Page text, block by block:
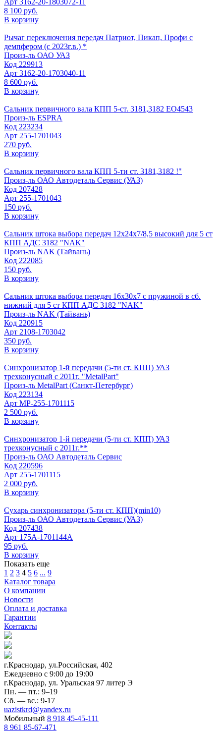
8 100 руб.
В корзину
Рычаг переключения передач Патриот, Пикап, Профи с
демпфером (с 2023г.в.) *
Произ-ль ОАО УАЗ
Код 229913
Арт 3162-20-1703040-11
8 600 руб.
В корзину
Сальник первичного вала КПП 5-ст. 3181,3182 ЕО4543
Произ-ль ESPRA
Код 223234
Арт 255-1701043
270 руб.
В корзину
Сальник первичного вала КПП 5-ти ст. 3181,3182 !"
Произ-ль ОАО Автодеталь Сервис (УАЗ)
Код 207428
Арт 255-1701043
150 руб.
В корзину
Сальник штока выбора передач 12х24х7/8,5 высокий для 5 ст
КПП АДС 3182 "NAK"
Произ-ль NAK (Тайвань)
Код 222085
150 руб.
В корзину
Сальник штока выбора передач 16х30х7 с пружиной в сб.
нижний для 5 ст КПП АДС 3182 "NAK"
Произ-ль NAK (Тайвань)
Код 220915
Арт 2108-1703042
350 руб.
В корзину
Синхронизатор 1-й передачи (5-ти ст. КПП) УАЗ
трехконусный с 2011г. "MetalPart"
Произ-ль MetalPart (Санкт-Петербург)
Код 223134
Арт МР-255-1701115
2 500 руб.
В корзину
Синхронизатор 1-й передачи (5-ти ст. КПП) УАЗ
трехконусный с 2011г.**
Произ-ль ОАО Автодеталь Сервис
Код 220596
Арт 255-1701115
2 000 руб.
В корзину
Сухарь синхронизатора (5-ти ст. КПП)(min10)
Произ-ль ОАО Автодеталь Сервис (УАЗ)
Код 207438
Арт 175А-1701144А
95 руб.
В корзину
Показать еще
1 2 3 4 5 6 ... 9
Каталог товара
О компании
Новости
Оплата и доставка
Гарантии
Контакты
г.Краснодар, ул.Российская, 402
Ежедневно c 9:00 до 19:00
г.Краснодар, ул. Уральская 97 литер Э
Пн. — пт.: 9–19
Сб. — вс.: 9-17
uazistkrd@yandex.ru
Мобильный 8 918 45-45-111
8 961 85-67-471